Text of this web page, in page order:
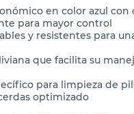
en color azul con
para mayor control
y resistentes para
que facilita su
para limpieza de
optimizado